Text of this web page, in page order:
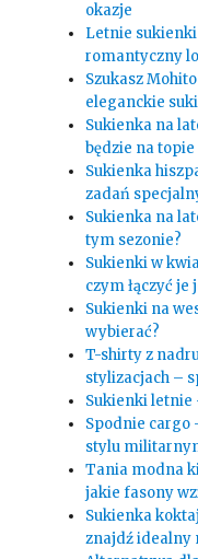
okazje
Letnie
romantyczny
Szukasz
eleganckie
Sukienka na
będzie na topie
Sukienka
zadań
Sukienka na
tym sezonie?
Sukienki w
czym łączyć je
Sukienki na
wybierać?
T-shirty z
stylizacjach –
Sukienki letnie
Spodnie cargo
stylu
Tania modna
jakie fasony
Sukienka
znajdź idealny